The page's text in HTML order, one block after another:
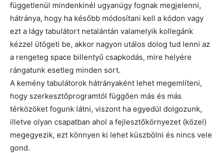
függetlenül mindenkinél ugyanúgy fognak megjelenni,
hátránya, hogy ha később módosítani kell a kódon vagy
ezt a lágy tabulátort netalántán valamelyik kollegánk
kézzel ütögeti be, akkor nagyon utálos dolog tud lenni az
a rengeteg space billentyű csapkodás, mire helyére
rángatunk esetleg minden sort.
A kemény tabulátorok hátrányaként lehet megemlíteni,
hogy szerkesztőprogramtól függően más és más
térközöket fogunk látni, viszont ha egyedül dolgozunk,
illetve olyan csapatban ahol a fejlesztőkörnyezet (közel)
megegyezik, ezt könnyen ki lehet küszbölni és nincs vele
gond.